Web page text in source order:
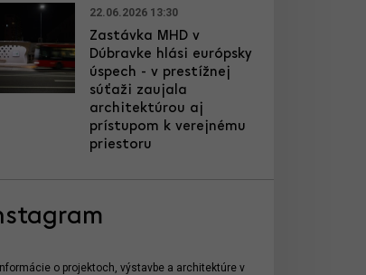
22.06.2026 13:30
Zastávka MHD v
Dúbravke hlási európsky
úspech - v prestížnej
súťaži zaujala
architektúrou aj
prístupom k verejnému
priestoru
Informácie o projektoch, výstavbe a architektúre v